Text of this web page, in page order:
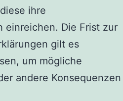
ihre
einreichen. Die Frist zur
gilt es
um mögliche
andere Konsequenzen